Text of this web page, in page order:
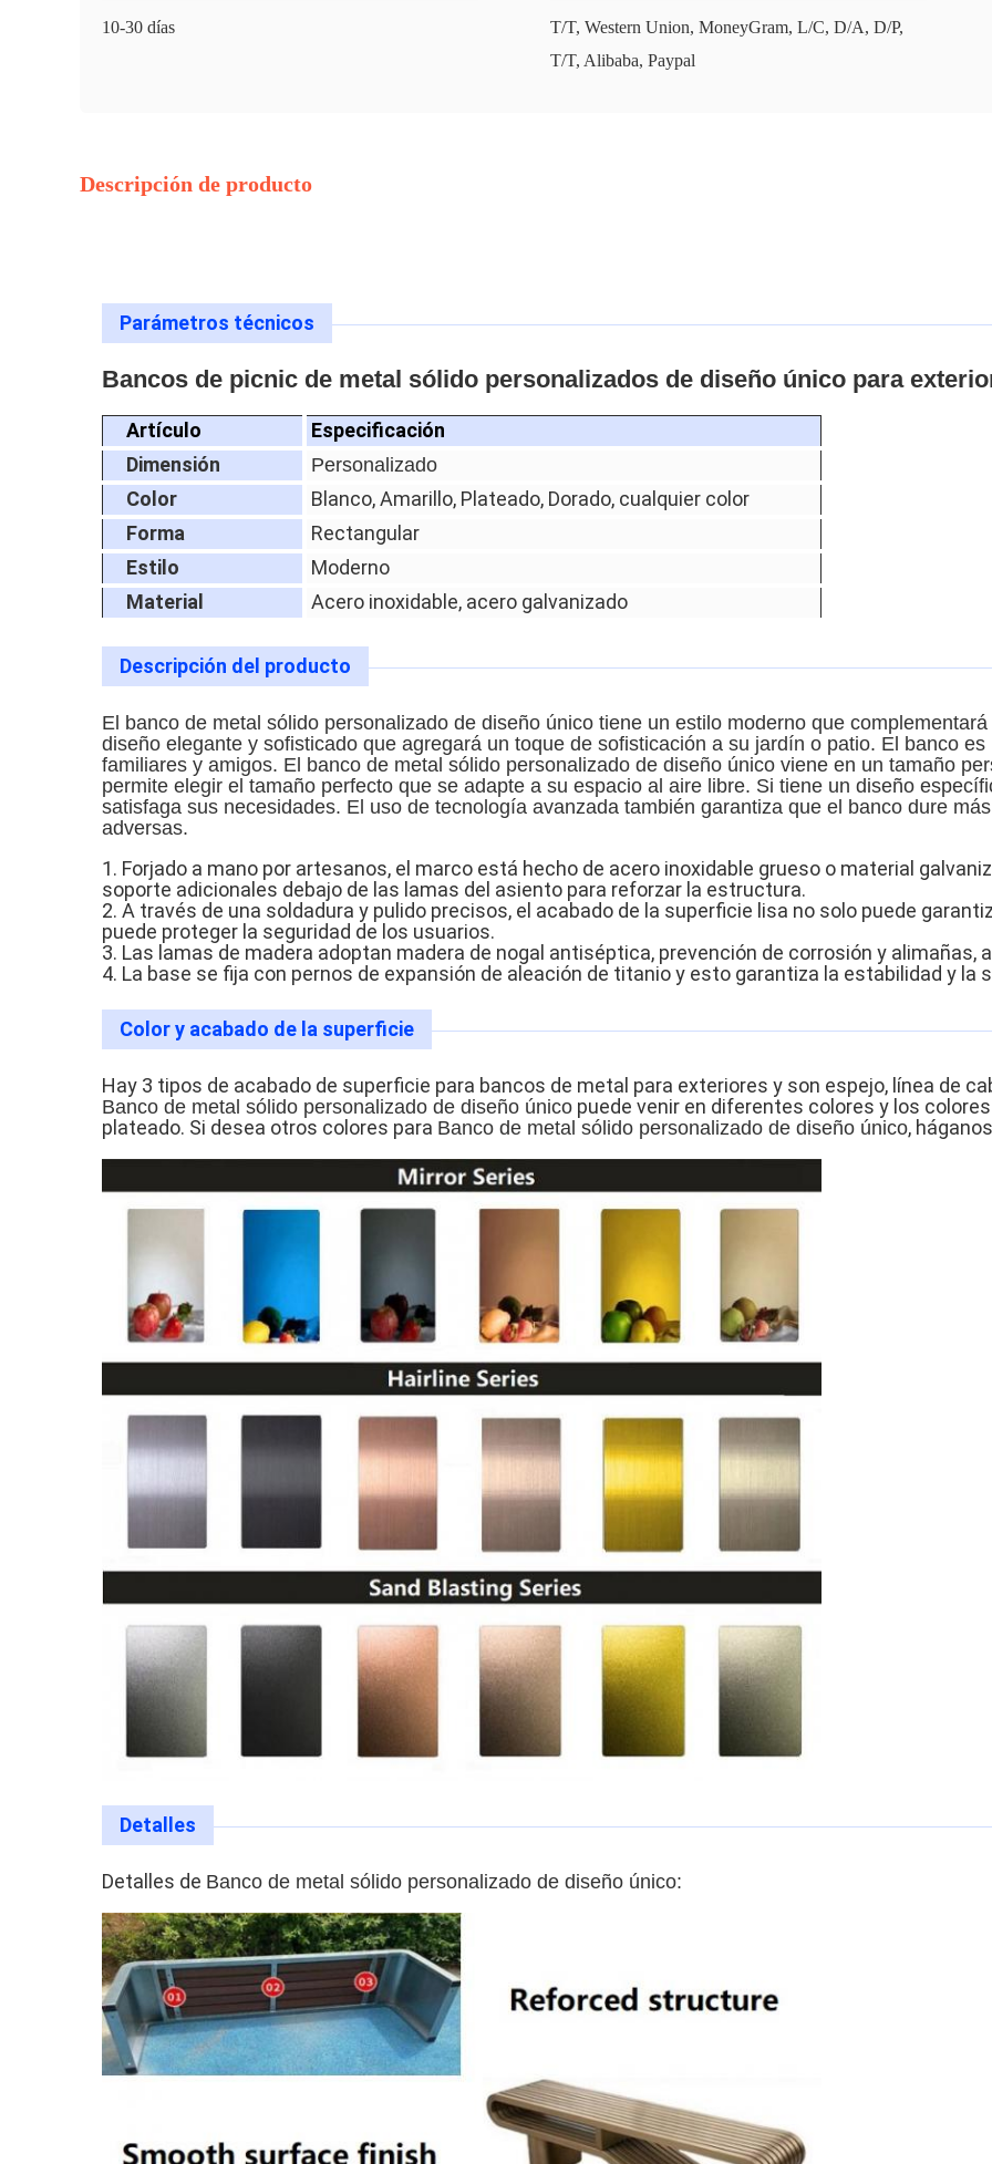
10-30 días
T/T, Western Union, MoneyGram, L/C, D/A, D/P,
T/T, Alibaba, Paypal
Descripción de producto
Parámetros técnicos
Bancos de picnic de metal sólido personalizados de diseño único para
Artículo
Especificación
Dimensión
Personalizado
Color
Blanco, Amarillo, Plateado, Dorado, cualquier color
Forma
Rectangular
Estilo
Moderno
Material
Acero inoxidable, acero galvanizado
Descripción del producto
El banco de metal sólido personalizado de diseño único tiene un estilo moderno que
diseño elegante y sofisticado que agregará un toque de sofisticación a su jardín o patio. El banco
familiares y amigos. El banco de metal sólido personalizado de diseño único viene en un tamaño
permite elegir el tamaño perfecto que se adapte a su espacio al aire libre. Si tiene un diseño
satisfaga sus necesidades. El uso de tecnología avanzada también garantiza que el banco dure
adversas.
1. Forjado a mano por artesanos, el marco está hecho de acero inoxidable grueso o material
soporte adicionales debajo de las lamas del asiento para reforzar la estructura.
2. A través de una soldadura y pulido precisos, el acabado de la superficie lisa no solo puede
puede proteger la seguridad de los usuarios.
3. Las lamas de madera adoptan madera de nogal antiséptica, prevención de corrosión y alimañas,
4. La base se fija con pernos de expansión de aleación de titanio y esto garantiza la estabilidad y la
Color y acabado de la superficie
Hay 3 tipos de acabado de superficie para bancos de metal para exteriores y son espejo, línea de
Banco de metal sólido personalizado de diseño único puede venir en diferentes colores y los
plateado. Si desea otros colores para Banco de metal sólido personalizado de diseño único,
Detalles
Detalles de Banco de metal sólido personalizado de diseño único: